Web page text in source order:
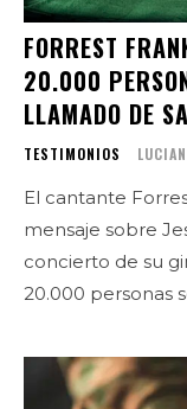
FORREST
20.000
LLAMADO DE
TESTIMONIOS
El cantante
mensaje sobre
concierto de su
20.000 personas